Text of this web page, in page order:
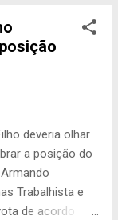
Estadual de
de
contará com
em tempo real
toda
agir
a fluidez do
deveria olhar
a posição do
Trabalhista e
de acordo